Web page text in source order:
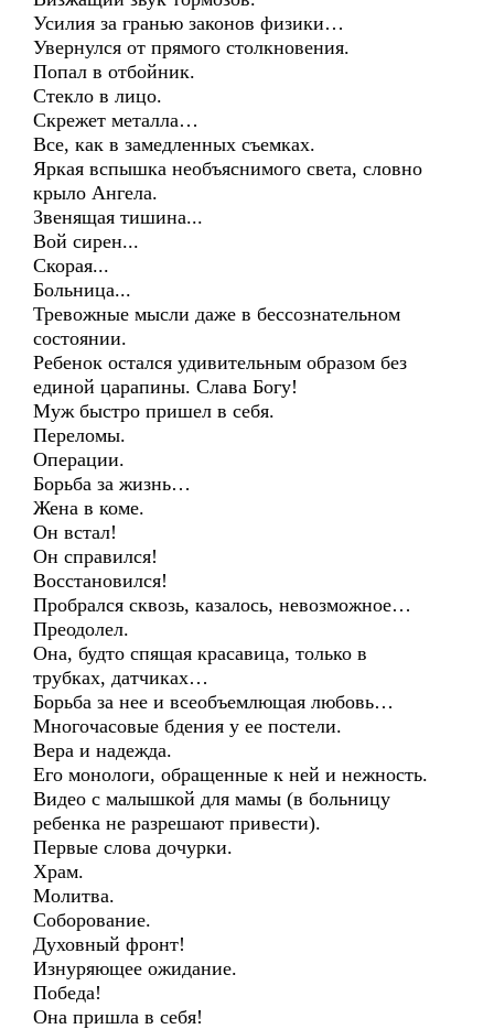
Усилия за гранью законов физики…
Увернулся от прямого столкновения.
Попал в отбойник.
Стекло в лицо.
Скрежет металла…
Все, как в замедленных съемках.
Яркая вспышка необъяснимого света, словно
крыло Ангела.
Звенящая тишина...
Вой сирен...
Скорая...
Больница...
Тревожные мысли даже в бессознательном
состоянии.
Ребенок остался удивительным образом без
единой царапины. Слава Богу!
Муж быстро пришел в себя.
Переломы.
Операции.
Борьба за жизнь…
Жена в коме.
Он встал!
Он справился!
Восстановился!
Пробрался сквозь, казалось, невозможное…
Преодолел.
Она, будто спящая красавица, только в
трубках, датчиках…
Борьба за нее и всеобъемлющая любовь…
Многочасовые бдения у ее постели.
Вера и надежда.
Его монологи, обращенные к ней и нежность.
Видео с малышкой для мамы (в больницу
ребенка не разрешают привести).
Первые слова дочурки.
Храм.
Молитва.
Соборование.
Духовный фронт!
Изнуряющее ожидание.
Победа!
Она пришла в себя!